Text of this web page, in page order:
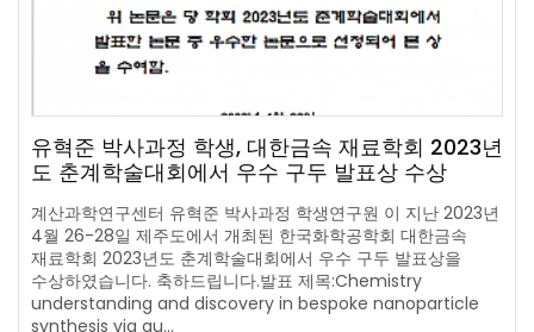
유혁준 박사과정 학생, 대한금속 재료학회 2023년
도 춘계학술대회에서 우수 구두 발표상 수상
계산과학연구센터 유혁준 박사과정 학생연구원 이 지난 2023년
4월 26-28일 제주도에서 개최된 한국화학공학회 대한금속
재료학회 2023년도 춘계학술대회에서 우수 구두 발표상을
수상하였습니다. 축하드립니다.발표 제목:Chemistry
understanding and discovery in bespoke nanoparticle
synthesis via au…